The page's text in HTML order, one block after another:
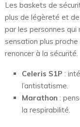
Les baskets de
plus de légèreté et
par les personnes qui
sensation plus proche
renoncer à la sécurité.
Celeris S1P :
l’antistatisme.
Marathon :
la respirabilité.